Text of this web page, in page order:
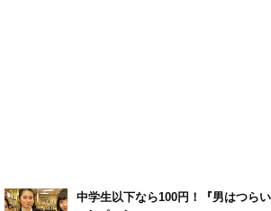
中学生以下なら100円！『男はつら